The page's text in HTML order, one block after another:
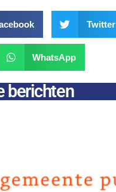
Twitter
WhatsApp
berichten